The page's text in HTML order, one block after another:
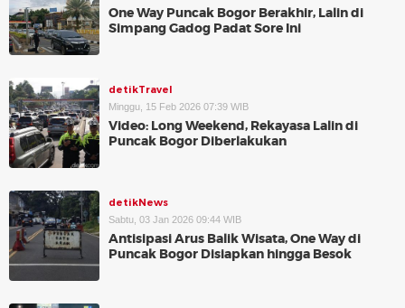
One Way Puncak Bogor Berakhir, Lalin di
Simpang Gadog Padat Sore Ini
detikTravel
Minggu, 15 Feb 2026 07:39 WIB
Video: Long Weekend, Rekayasa Lalin di
Puncak Bogor Diberlakukan
detikNews
Sabtu, 03 Jan 2026 09:44 WIB
Antisipasi Arus Balik Wisata, One Way di
Puncak Bogor Disiapkan hingga Besok